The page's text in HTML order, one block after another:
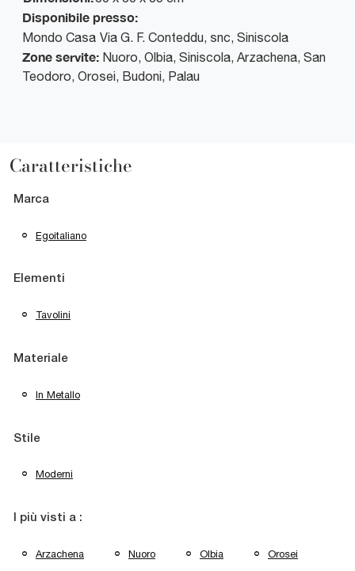
Disponibile presso:
Mondo Casa Via G. F. Conteddu, snc, Siniscola
Zone servite: Nuoro, Olbia, Siniscola, Arzachena, San
Teodoro, Orosei, Budoni, Palau
Caratteristiche
Marca
Egoitaliano
Elementi
Tavolini
Materiale
In Metallo
Stile
Moderni
I più visti a :
Arzachena Nuoro Olbia Orosei